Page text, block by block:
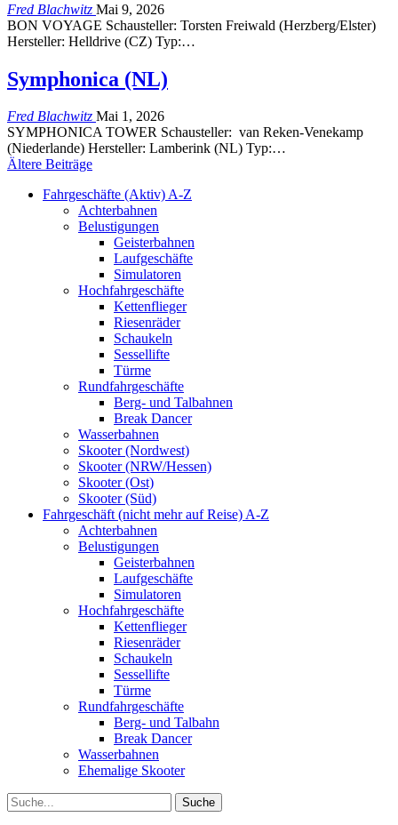
Fred Blachwitz Mai 9, 2026
BON VOYAGE Schausteller: Torsten Freiwald (Herzberg/Elster)
Hersteller: Helldrive (CZ) Typ:…
Symphonica (NL)
Fred Blachwitz Mai 1, 2026
SYMPHONICA TOWER Schausteller: van Reken-Venekamp
(Niederlande) Hersteller: Lamberink (NL) Typ:…
Ältere Beiträge
Fahrgeschäfte (Aktiv) A-Z
Achterbahnen
Belustigungen
Geisterbahnen
Laufgeschäfte
Simulatoren
Hochfahrgeschäfte
Kettenflieger
Riesenräder
Schaukeln
Sessellifte
Türme
Rundfahrgeschäfte
Berg- und Talbahnen
Break Dancer
Wasserbahnen
Skooter (Nordwest)
Skooter (NRW/Hessen)
Skooter (Ost)
Skooter (Süd)
Fahrgeschäft (nicht mehr auf Reise) A-Z
Achterbahnen
Belustigungen
Geisterbahnen
Laufgeschäfte
Simulatoren
Hochfahrgeschäfte
Kettenflieger
Riesenräder
Schaukeln
Sessellifte
Türme
Rundfahrgeschäfte
Berg- und Talbahn
Break Dancer
Wasserbahnen
Ehemalige Skooter